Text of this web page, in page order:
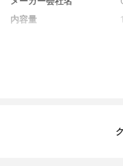
内容量